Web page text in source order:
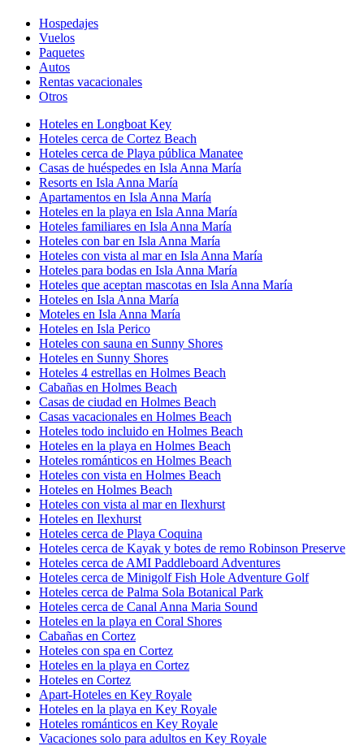
Hospedajes
Vuelos
Paquetes
Autos
Rentas vacacionales
Otros
Hoteles en Longboat Key
Hoteles cerca de Cortez Beach
Hoteles cerca de Playa pública Manatee
Casas de huéspedes en Isla Anna María
Resorts en Isla Anna María
Apartamentos en Isla Anna María
Hoteles en la playa en Isla Anna María
Hoteles familiares en Isla Anna María
Hoteles con bar en Isla Anna María
Hoteles con vista al mar en Isla Anna María
Hoteles para bodas en Isla Anna María
Hoteles que aceptan mascotas en Isla Anna María
Hoteles en Isla Anna María
Moteles en Isla Anna María
Hoteles en Isla Perico
Hoteles con sauna en Sunny Shores
Hoteles en Sunny Shores
Hoteles 4 estrellas en Holmes Beach
Cabañas en Holmes Beach
Casas de ciudad en Holmes Beach
Casas vacacionales en Holmes Beach
Hoteles todo incluido en Holmes Beach
Hoteles en la playa en Holmes Beach
Hoteles románticos en Holmes Beach
Hoteles con vista en Holmes Beach
Hoteles en Holmes Beach
Hoteles con vista al mar en Ilexhurst
Hoteles en Ilexhurst
Hoteles cerca de Playa Coquina
Hoteles cerca de Kayak y botes de remo Robinson Preserve
Hoteles cerca de AMI Paddleboard Adventures
Hoteles cerca de Minigolf Fish Hole Adventure Golf
Hoteles cerca de Palma Sola Botanical Park
Hoteles cerca de Canal Anna Maria Sound
Hoteles en la playa en Coral Shores
Cabañas en Cortez
Hoteles con spa en Cortez
Hoteles en la playa en Cortez
Hoteles en Cortez
Apart-Hoteles en Key Royale
Hoteles en la playa en Key Royale
Hoteles románticos en Key Royale
Vacaciones solo para adultos en Key Royale